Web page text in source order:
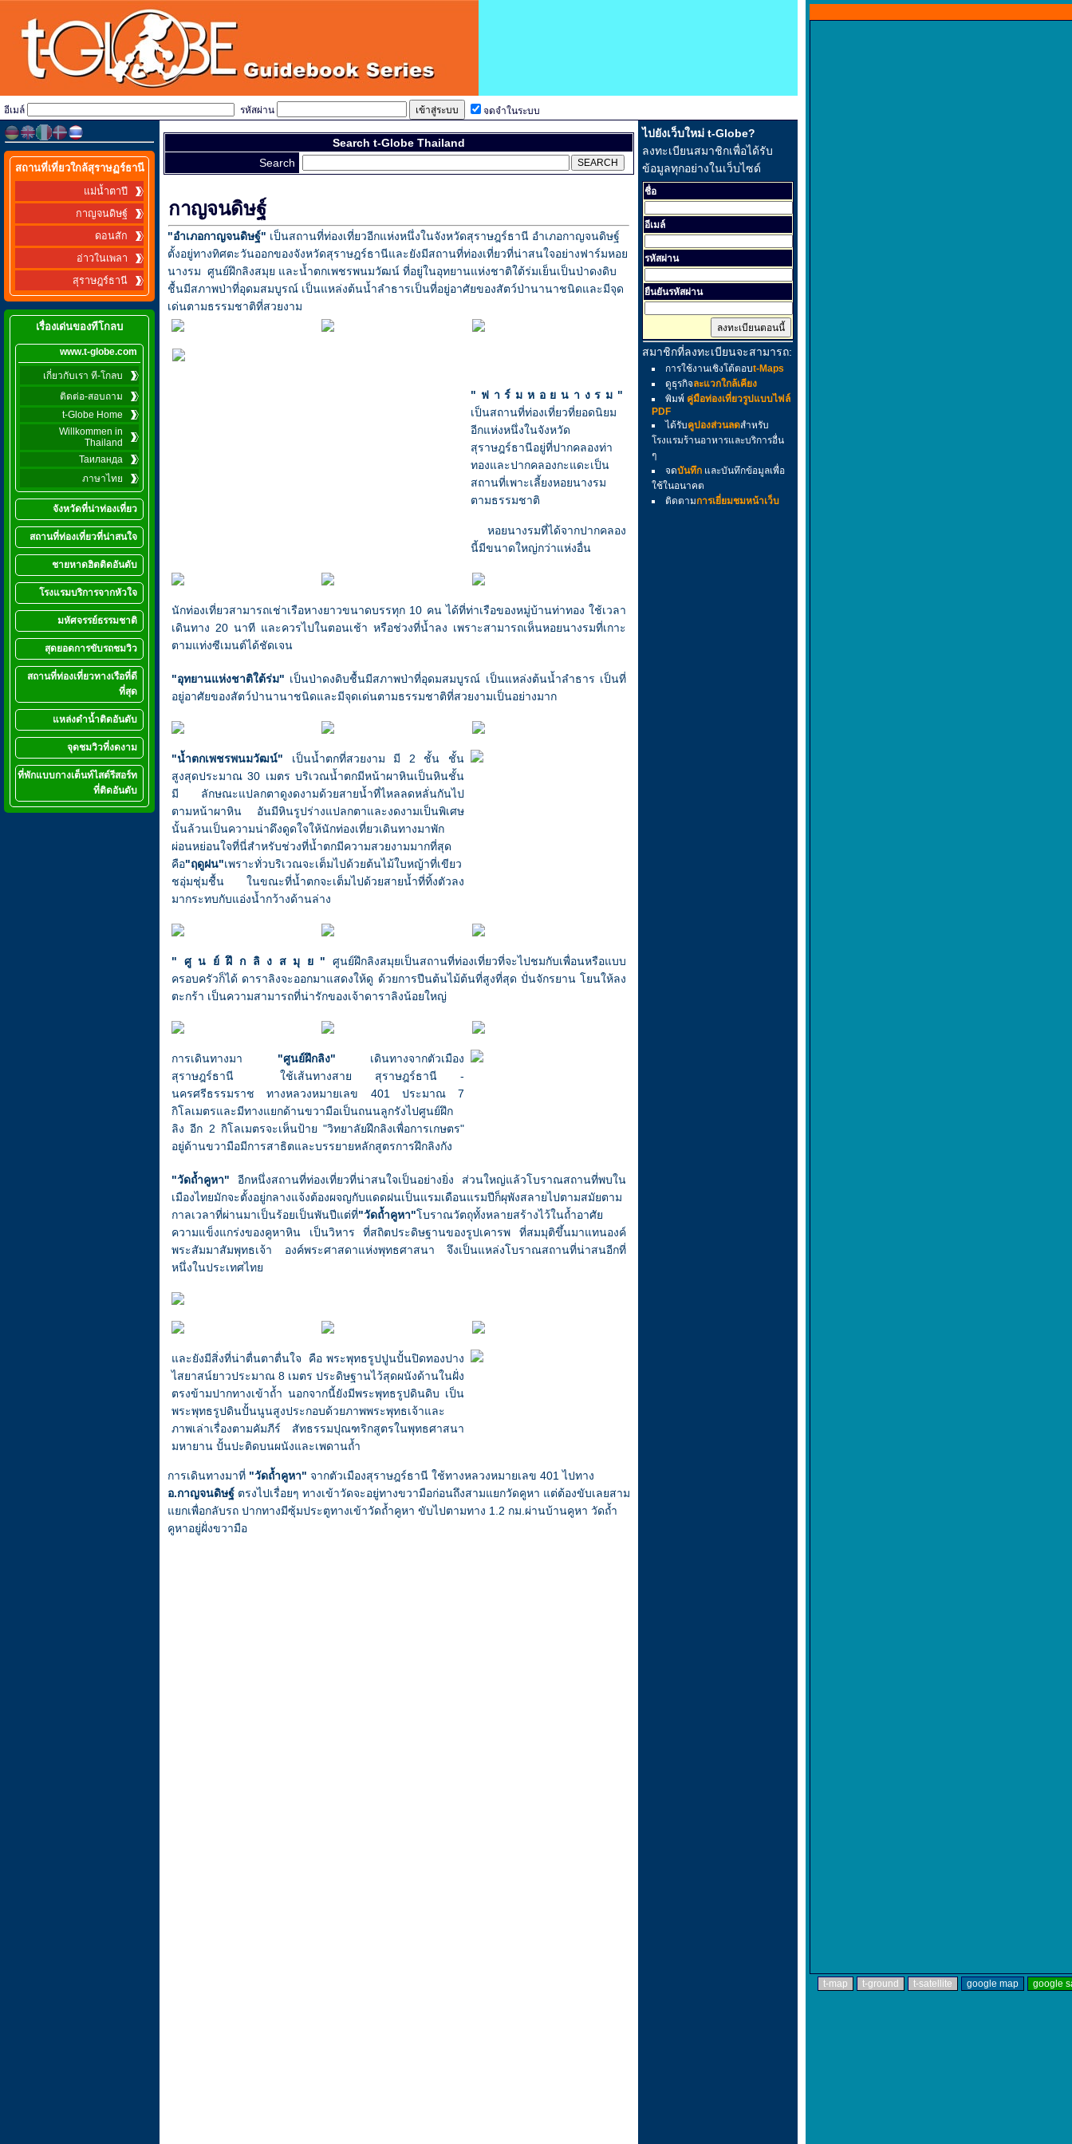
อีเมล์ รหัสผ่าน จดจำในระบบ
สถานที่เที่ยวใกล้สุราษฏร์ธานี
แม่น้ำตาปี
กาญจนดิษฐ์
ดอนสัก
อ่าวในเพลา
สุราษฎร์ธานี
เรื่องเด่นของทีโกลบ
www.t-globe.com
เกี่ยวกับเรา ที-โกลบ
ติดต่อ-สอบถาม
t-Globe Home
Willkommen in
Thailand
Таиланда
ภาษาไทย
จังหวัดที่น่าท่องเที่ยว
สถานที่ท่องเที่ยวที่น่าสนใจ
ชายหาดฮิตติดอันดับ
โรงแรมบริการจากหัวใจ
มหัศจรรย์ธรรมชาติ
สุดยอดการขับรถชมวิว
สถานที่ท่องเที่ยวทางเรือที่ดี
ที่สุด
แหล่งดำน้ำติดอันดับ
จุดชมวิวที่งดงาม
ที่พักแบบกางเต็นท์ไสต์รีสอร์ท
ที่ติดอันดับ
Search t-Globe Thailand
Search
กาญจนดิษฐ์
"อำเภอกาญจนดิษฐ์" เป็นสถานที่ท่องเที่ยวอีกแห่งหนึ่งในจังหวัดสุราษฎร์ธานี อำเภอกาญจนดิษฐ์
ตั้งอยู่ทางทิศตะวันออกของจังหวัดสุราษฎร์ธานีและยังมีสถานที่ท่องเที่ยวที่น่าสนใจอย่างฟาร์มหอย
นางรม ศูนย์ฝึกลิงสมุย และน้ำตกเพชรพนมวัฒน์ ที่อยู่ในอุทยานแห่งชาติใต้ร่มเย็นเป็นป่าดงดิบ
ชื้นมีสภาพป่าที่อุดมสมบูรณ์ เป็นแหล่งต้นน้ำลำธารเป็นที่อยู่อาศัยของสัตว์ป่านานาชนิดและมีจุด
เด่นตามธรรมชาติที่สวยงาม
" ฟ า ร์ ม ห อ ย น า ง ร ม "
เป็นสถานที่ท่องเที่ยวที่ยอดนิยม
อีกแห่งหนึ่งในจังหวัด
สุราษฎร์ธานีอยู่ที่ปากคลองท่า
ทองและปากคลองกะแดะเป็น
สถานที่เพาะเลี้ยงหอยนางรม
ตามธรรมชาติ
หอยนางรมที่ได้จากปากคลอง
นี้มีขนาดใหญ่กว่าแห่งอื่น
นักท่องเที่ยวสามารถเช่าเรือหางยาวขนาดบรรทุก 10 คน ได้ที่ท่าเรือของหมู่บ้านท่าทอง ใช้เวลา
เดินทาง 20 นาที และควรไปในตอนเช้า หรือช่วงที่น้ำลง เพราะสามารถเห็นหอยนางรมที่เกาะ
ตามแท่งซีเมนต์ได้ชัดเจน
"อุทยานแห่งชาติใต้ร่ม" เป็นป่าดงดิบชื้นมีสภาพป่าที่อุดมสมบูรณ์ เป็นแหล่งต้นน้ำลำธาร เป็นที่
อยู่อาศัยของสัตว์ป่านานาชนิดและมีจุดเด่นตามธรรมชาติที่สวยงามเป็นอย่างมาก
"น้ำตกเพชรพนมวัฒน์" เป็นน้ำตกที่สวยงาม มี 2 ชั้น ชั้น
สูงสุดประมาณ 30 เมตร บริเวณน้ำตกมีหน้าผาหินเป็นหินชั้น
มี ลักษณะแปลกตาดูงดงามด้วยสายน้ำที่ไหลลดหลั่นกันไป
ตามหน้าผาหิน อันมีหินรูปร่างแปลกตาและงดงามเป็นพิเศษ
นั้นล้วนเป็นความน่าดึงดูดใจให้นักท่องเที่ยวเดินทางมาพัก
ผ่อนหย่อนใจที่นี่สำหรับช่วงที่น้ำตกมีความสวยงามมากที่สุด
คือ"ฤดูฝน"เพราะทั่วบริเวณจะเต็มไปด้วยต้นไม้ใบหญ้าที่เขียว
ชอุ่มชุ่มชื้น ในขณะที่น้ำตกจะเต็มไปด้วยสายน้ำที่ทิ้งตัวลง
มากระทบกับแอ่งน้ำกว้างด้านล่าง
" ศู น ย์ ฝึ ก ลิ ง ส มุ ย " ศูนย์ฝึกลิงสมุยเป็นสถานที่ท่องเที่ยวที่จะไปชมกับเพื่อนหรือแบบ
ครอบครัวก็ได้ ดาราลิงจะออกมาแสดงให้ดู ด้วยการปีนต้นไม้ต้นที่สูงที่สุด ปั่นจักรยาน โยนให้ลง
ตะกร้า เป็นความสามารถที่น่ารักของเจ้าดาราลิงน้อยใหญ่
การเดินทางมา "ศูนย์ฝึกลิง" เดินทางจากตัวเมือง
สุราษฎร์ธานี ใช้เส้นทางสาย สุราษฎร์ธานี -
นครศรีธรรมราช ทางหลวงหมายเลข 401 ประมาณ 7
กิโลเมตรและมีทางแยกด้านขวามือเป็นถนนลูกรังไปศูนย์ฝึก
ลิง อีก 2 กิโลเมตรจะเห็นป้าย "วิทยาลัยฝึกลิงเพื่อการเกษตร"
อยู่ด้านขวามือมีการสาธิตและบรรยายหลักสูตรการฝึกลิงกัง
"วัดถ้ำคูหา" อีกหนึ่งสถานที่ท่องเที่ยวที่น่าสนใจเป็นอย่างยิ่ง ส่วนใหญ่แล้วโบราณสถานที่พบใน
เมืองไทยมักจะตั้งอยู่กลางแจ้งต้องผจญกับแดดฝนเป็นแรมเดือนแรมปีก็ผุพังสลายไปตามสมัยตาม
กาลเวลาที่ผ่านมาเป็นร้อยเป็นพันปีแต่ที่"วัดถ้ำคูหา"โบราณวัตถุทั้งหลายสร้างไว้ในถ้ำอาศัย
ความแข็งแกร่งของคูหาหิน เป็นวิหาร ที่สถิตประดิษฐานของรูปเคารพ ที่สมมุติขึ้นมาแทนองค์
พระสัมมาสัมพุทธเจ้า องค์พระศาสดาแห่งพุทธศาสนา จึงเป็นแหล่งโบราณสถานที่น่าสนอีกที่
หนึ่งในประเทศไทย
และยังมีสิ่งที่น่าตื่นตาตื่นใจ คือ พระพุทธรูปปูนปั้นปิดทองปาง
ไสยาสน์ยาวประมาณ 8 เมตร ประดิษฐานไว้สุดผนังด้านในฝั่ง
ตรงข้ามปากทางเข้าถ้ำ นอกจากนี้ยังมีพระพุทธรูปดินดิบ เป็น
พระพุทธรูปดินปั้นนูนสูงประกอบด้วยภาพพระพุทธเจ้าและ
ภาพเล่าเรื่องตามคัมภีร์ สัทธรรมปุณฑริกสูตรในพุทธศาสนา
มหายาน ปั้นปะติดบนผนังและเพดานถ้ำ
การเดินทางมาที่ "วัดถ้ำคูหา" จากตัวเมืองสุราษฎร์ธานี ใช้ทางหลวงหมายเลข 401 ไปทาง
อ.กาญจนดิษฐ์ ตรงไปเรื่อยๆ ทางเข้าวัดจะอยู่ทางขวามือก่อนถึงสามแยกวัดคูหา แต่ต้องขับเลยสาม
แยกเพื่อกลับรถ ปากทางมีซุ้มประตูทางเข้าวัดถ้ำคูหา ขับไปตามทาง 1.2 กม.ผ่านบ้านคูหา วัดถ้ำ
คูหาอยู่ฝั่งขวามือ
ไปยังเว็บใหม่ t-Globe?
ลงทะเบียนสมาชิกเพื่อได้รับ
ข้อมูลทุกอย่างในเว็บไซด์
ชื่อ
อีเมล์
รหัสผ่าน
ยืนยันรหัสผ่าน
สมาชิกที่ลงทะเบียนจะสามารถ:
การใช้งานเชิงโต้ตอบt-Maps
ดูธุรกิจละแวกใกล้เคียง
พิมพ์ คู่มือท่องเที่ยวรูปแบบไฟล์
PDF
ได้รับคูปองส่วนลดสำหรับ
โรงแรมร้านอาหารและบริการอื่น
ๆ
จดบันทึก และบันทึกข้อมูลเพื่อ
ใช้ในอนาคต
ติดตามการเยี่ยมชมหน้าเว็บ